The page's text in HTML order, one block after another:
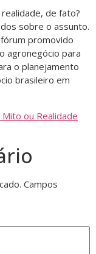
de fato?
sobre o assunto.
promovido
agronegócio para
o planejamento
brasileiro em
ou Realidade
Campos